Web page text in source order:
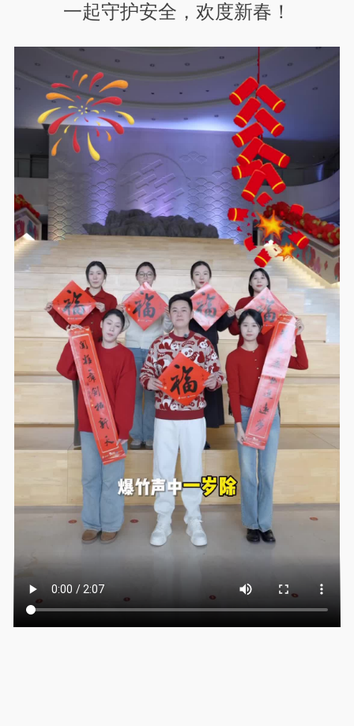
一起守护安全，欢度新春！